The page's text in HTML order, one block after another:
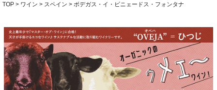
TOP ワイン スペイン ボデガス・イ・ビニェードス・フォンタナ